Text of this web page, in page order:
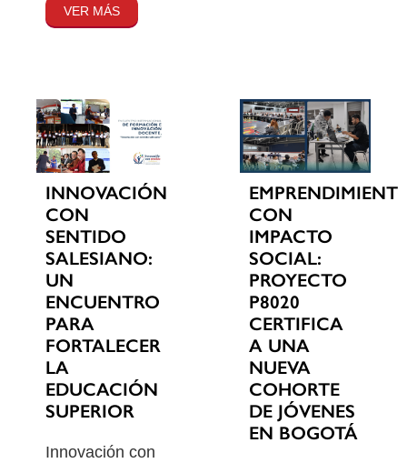
VER MÁS
INNOVACIÓN
CON
SENTIDO
SALESIANO:
UN
ENCUENTRO
PARA
FORTALECER
LA
EDUCACIÓN
SUPERIOR
Innovación con
CON
IMPACTO
SOCIAL:
PROYECTO
P8020
CERTIFICA
A UNA
NUEVA
COHORTE
DE JÓVENES
EN BOGOTÁ